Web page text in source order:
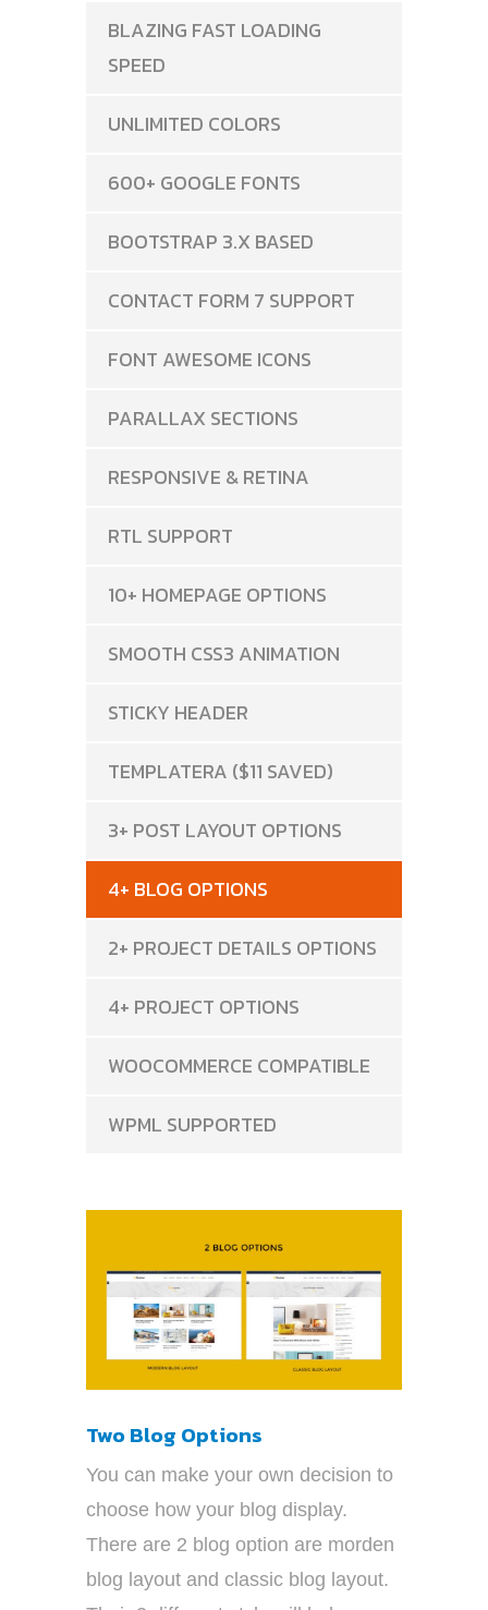
BLAZING FAST LOADING
SPEED
UNLIMITED COLORS
600+ GOOGLE FONTS
BOOTSTRAP 3.X BASED
CONTACT FORM 7 SUPPORT
FONT AWESOME ICONS
PARALLAX SECTIONS
RESPONSIVE & RETINA
RTL SUPPORT
10+ HOMEPAGE OPTIONS
SMOOTH CSS3 ANIMATION
STICKY HEADER
TEMPLATERA ($11 SAVED)
3+ POST LAYOUT OPTIONS
4+ BLOG OPTIONS
2+ PROJECT DETAILS OPTIONS
4+ PROJECT OPTIONS
WOOCOMMERCE COMPATIBLE
WPML SUPPORTED
Two Blog Options
You can make your own decision to
choose how your blog display.
There are 2 blog option are morden
blog layout and classic blog layout.